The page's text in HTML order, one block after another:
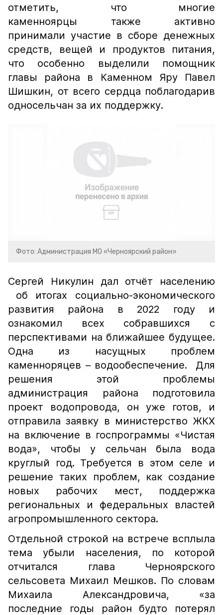
отметить, что многие
каменноярцы также активно
принимали участие в сборе денежных
средств, вещей и продуктов питания,
что особенно выделили помощник
главы района в Каменном Яру Павел
Шишкин, от всего сердца поблагодарив
односельчан за их поддержку.
Фото: Администрация МО «Черноярский район»
Сергей Никулин дал отчёт населению
об итогах социально-экономического
развития района в 2022 году и
ознакомил всех собравшихся с
перспективами на ближайшее будущее.
Одна из насущных проблем
каменноряцев – водообеспечение. Для
решения этой проблемы
администрация района подготовила
проект водопровода, он уже готов, и
отправила заявку в министерство ЖКХ
на включение в госпрограммы «Чистая
вода», чтобы у сельчан была вода
круглый год. Требуется в этом селе и
решение таких проблем, как создание
новых рабочих мест, поддержка
региональных и федеральных властей
агропромышленного сектора.
Отдельной строкой на встрече всплыла
тема убыли населения, по которой
отчитался глава Черноярского
сельсовета Михаил Мешков. По словам
Михаила Александровича, «за
последние годы район будто потерял